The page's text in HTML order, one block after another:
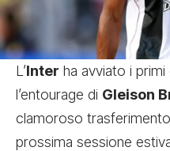
L’Inter ha avviato i
l’entourage di Gleison
clamoroso
prossima sessione